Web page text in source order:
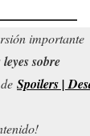
importante
sobre
Spoilers |